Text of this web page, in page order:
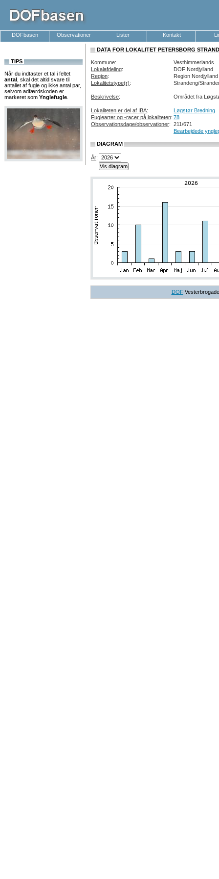
DOFbasen Observationer Lister Kontakt
TIPS
Når du indtaster et tal i feltet
antal , skal det altid svare til
antallet af fugle og ikke antal par,
selvom adfærdskoden er
markeret som Ynglefugle
DATA FOR LOKALITET PETERSBORG
Kommune:
Vesthimmerlands
Lokalafdeling:
DOF Nordjylland
Region:
Region Nordjylland
Lokalitetstype(r): Strandeng/
Beskrivelse: Området fra
Lokaliteten er del af IBA:
Løgstør Bredning
Fuglearter og -racer på lokaliteten: 78
Observationsdage/observationer: 211/671
Bearbejdede
DIAGRAM
År:
DOF